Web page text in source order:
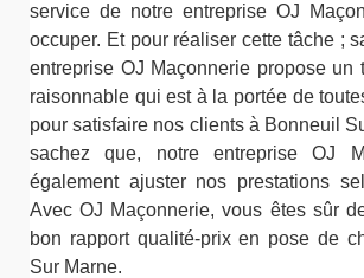
service de notre entreprise OJ
occuper. Et pour réaliser cette tâche ;
entreprise OJ Maçonnerie propose un
raisonnable qui est à la portée de
pour satisfaire nos clients à Bonneuil
sachez que, notre entreprise OJ
également ajuster nos prestations
Avec OJ Maçonnerie, vous êtes sûr
bon rapport qualité-prix en pose de
Sur Marne.